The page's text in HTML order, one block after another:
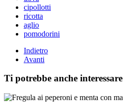
cipollotti
ricotta
aglio
pomodorini
Indietro
Avanti
Ti potrebbe anche interessare